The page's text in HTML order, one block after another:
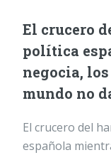
El crucero
política
negocia,
mundo no
El crucero del
española